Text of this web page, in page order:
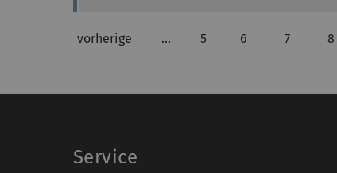
vorherige … 5 6 7 8
Service